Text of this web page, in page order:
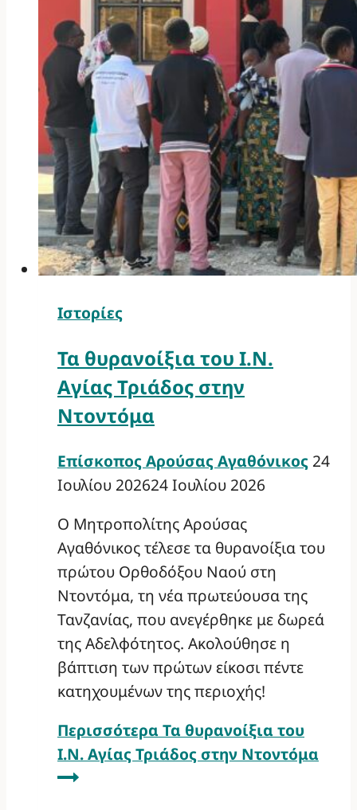
Ιστορίες
Τα θυρανοίξια του Ι.Ν.
Αγίας Τριάδος στην
Ντοντόμα
Επίσκοπος Αρούσας Αγαθόνικος 24
Ιουλίου 202624 Ιουλίου 2026
Ο Μητροπολίτης Αρούσας
Αγαθόνικος τέλεσε τα θυρανοίξια του
πρώτου Ορθοδόξου Ναού στη
Ντοντόμα, τη νέα πρωτεύουσα της
Τανζανίας, που ανεγέρθηκε με δωρεά
της Αδελφότητος. Ακολούθησε η
βάπτιση των πρώτων είκοσι πέντε
κατηχουμένων της περιοχής!
Περισσότερα Τα θυρανοίξια του
Ι.Ν. Αγίας Τριάδος στην Ντοντόμα